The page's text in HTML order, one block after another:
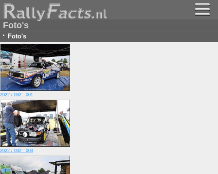
Foto's
· Foto's
2022 / 032 - 001
2022 / 032 - 003